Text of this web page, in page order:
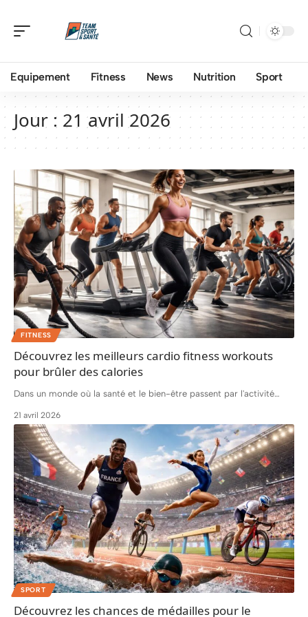
Equipement Fitness News Nutrition Sport
Jour : 21 avril 2026
FITNESS
Découvrez les meilleurs cardio fitness workouts
pour brûler des calories
Dans un monde où la santé et le bien-être passent par l'activité…
21 avril 2026
SPORT
Découvrez les chances de médailles pour le